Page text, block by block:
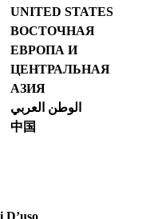
UNITED STATES
ВОСТОЧНАЯ
ЕВРОПА И
ЦЕНТРАЛЬНАЯ
АЗИЯ
الوطن العربي
中国
D’uso